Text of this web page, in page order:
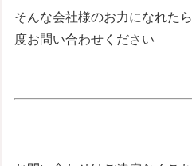
そんな会社様のお力になれた
度お問い合わせください